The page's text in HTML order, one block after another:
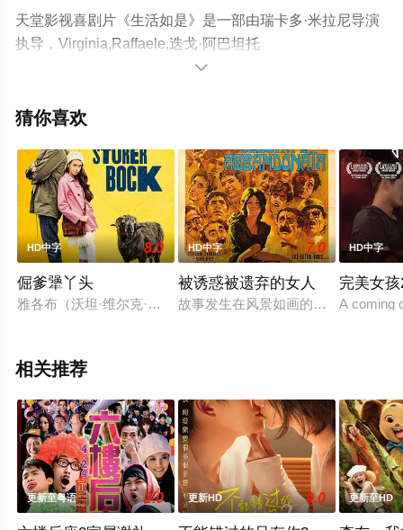
天堂影视喜剧片《生活如是》是一部由瑞卡多·米拉尼导演
执导，Virginia,Raffaele,迭戈·阿巴坦托
诺,Aldo,Baglio,Ignazio,Mulas等演员精彩演绎的意大利电
影网，更多相关信息可移步至豆瓣电影、电视猫或剧情网

猜你喜欢
HD中字 8.0
倔爹犟丫头
雅各布（沃坦·维尔克·默林 Wotan Wilke Möhring 饰）年近四十
HD中字 7.0
被诱惑被遗弃的女人
故事发生在风景如画的西西里岛，阿
HD中字
完美女
A coming
相关推荐
更新至粤语 2.0 更新HD 9.0 更新至HD